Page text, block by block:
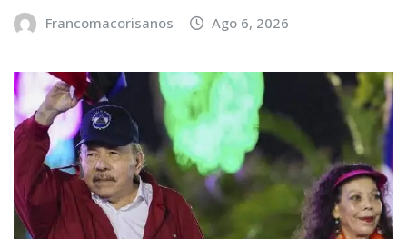
Francomacorisanos Ago 6, 2026